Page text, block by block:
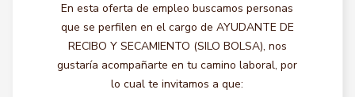
En esta oferta de empleo buscamos personas
que se perfilen en el cargo de AYUDANTE DE
RECIBO Y SECAMIENTO (SILO BOLSA), nos
gustaría acompañarte en tu camino laboral, por
lo cual te invitamos a que: